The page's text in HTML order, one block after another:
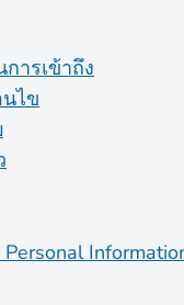
ารเข้าถึง
ไข